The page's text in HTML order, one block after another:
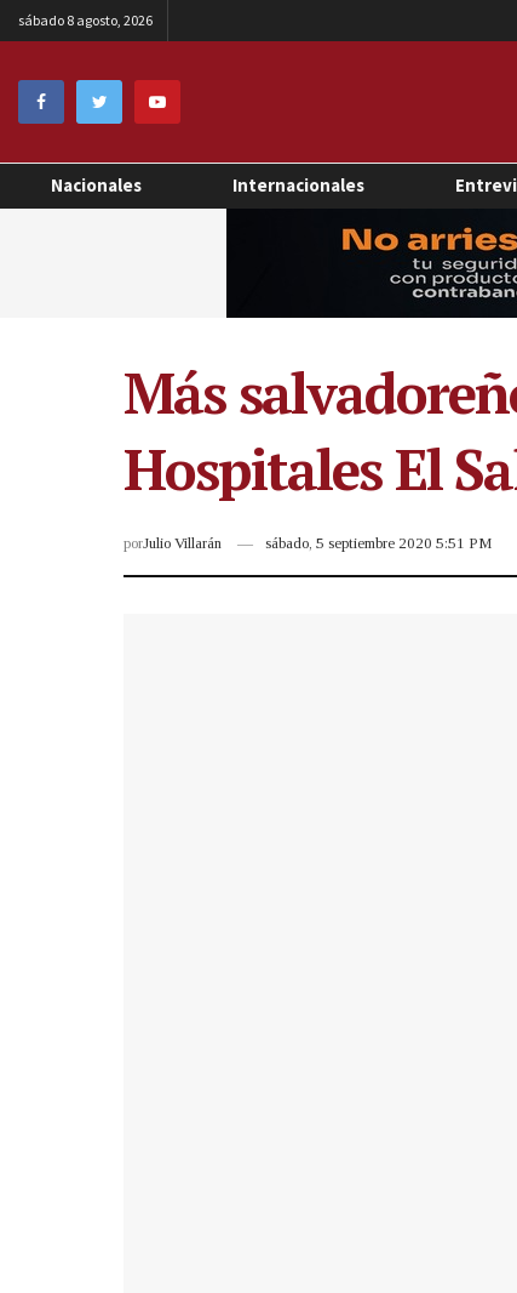
sábado 8 agosto, 2026
Nacionales Internacionales
Más
Hospitales El
porJulio Villarán sábado, 5 septiembre 2020 5:51 PM